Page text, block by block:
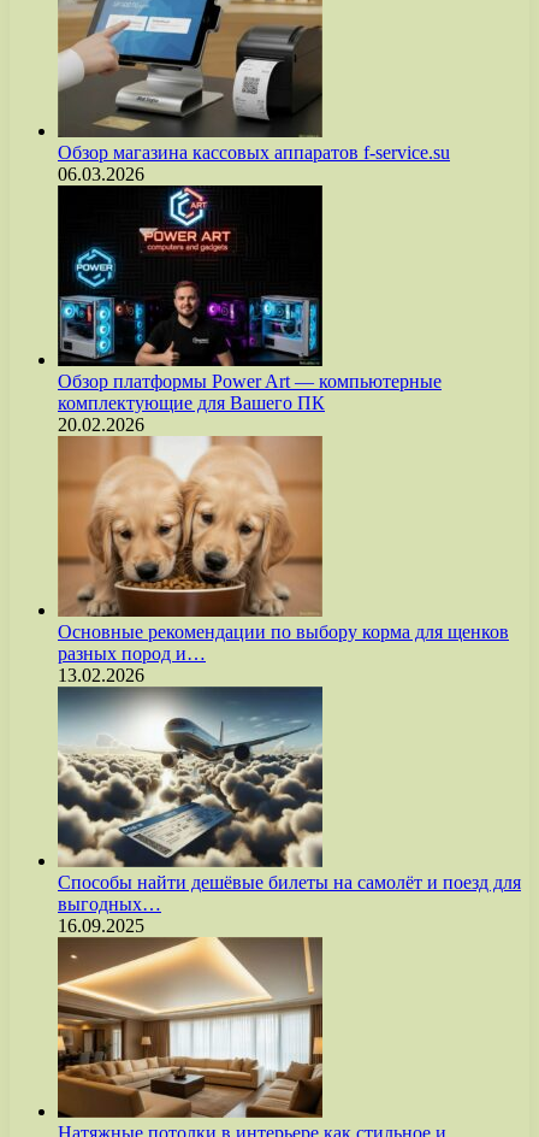
Обзор магазина кассовых аппаратов f-service.su
06.03.2026
Обзор платформы Power Art — компьютерные
комплектующие для Вашего ПК
20.02.2026
Основные рекомендации по выбору корма для щенков
разных пород и…
13.02.2026
Способы найти дешёвые билеты на самолёт и поезд для
выгодных…
16.09.2025
Натяжные потолки в интерьере как стильное и